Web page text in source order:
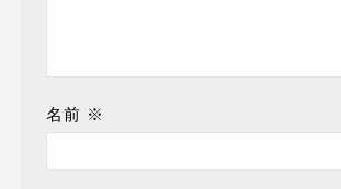
名前 ※